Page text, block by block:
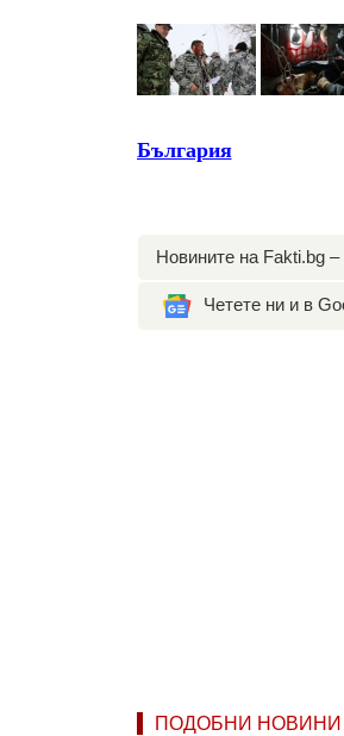
България
Новините на Fakti.bg –
Четете ни и в
ПОДОБНИ НОВИНИ